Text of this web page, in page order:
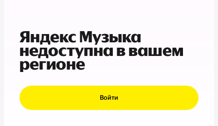
Яндекс Музыка
недоступна в вашем
регионе
Войти